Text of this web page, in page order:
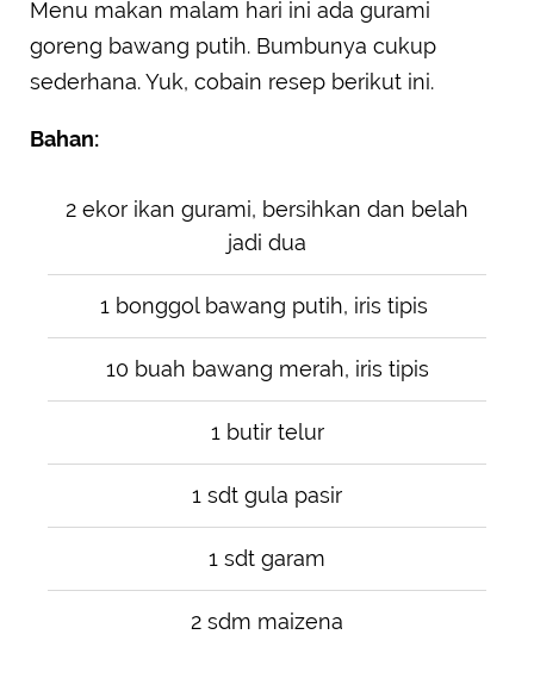
Menu makan malam hari ini ada gurami
goreng bawang putih. Bumbunya cukup
sederhana. Yuk, cobain resep berikut ini.
Bahan:
2 ekor ikan gurami, bersihkan dan belah
jadi dua
1 bonggol bawang putih, iris tipis
10 buah bawang merah, iris tipis
1 butir telur
1 sdt gula pasir
1 sdt garam
2 sdm maizena